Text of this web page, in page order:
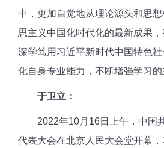
中， 更加自觉地从理论源头和思
思主义中国化时代化的最新成果
深学笃用习近平新时代中国特色
化自身专业能力，不断增强学习的
于卫立：
2022年10月16日上午，中国
代表大会在北京人民大会堂开幕